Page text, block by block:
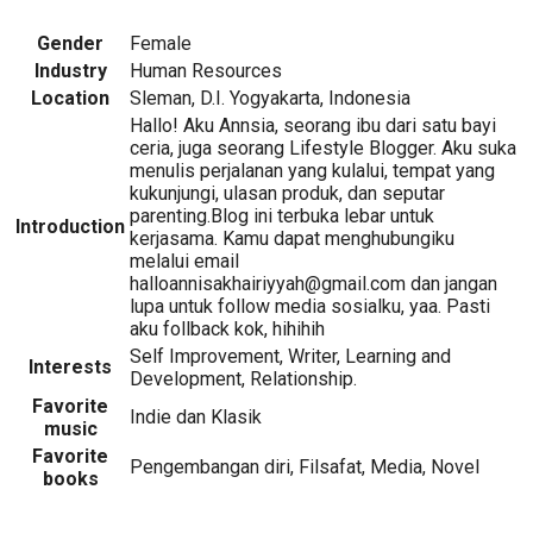
Gender
Female
Industry
Human Resources
Location
Sleman, D.I. Yogyakarta, Indonesia
Introduction
Hallo! Aku Annsia, seorang ibu dari satu bayi
ceria, juga seorang Lifestyle Blogger. Aku suka
menulis perjalanan yang kulalui, tempat yang
kukunjungi, ulasan produk, dan seputar
parenting.Blog ini terbuka lebar untuk
kerjasama. Kamu dapat menghubungiku
melalui email
halloannisakhairiyyah@gmail.com dan jangan
lupa untuk follow media sosialku, yaa. Pasti
aku follback kok, hihihih
Interests
Self Improvement, Writer, Learning and
Development, Relationship.
Favorite
music
Indie dan Klasik
Favorite
books
Pengembangan diri, Filsafat, Media, Novel